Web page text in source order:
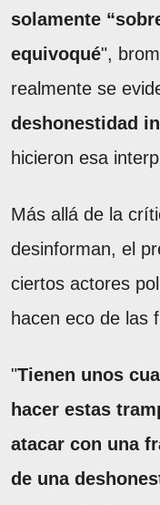
solamente
equivoqué",
realmente se
deshonestidad
hicieron esa
Más allá de la
desinforman, el
ciertos actores
hacen eco de las
"Tienen unos
hacer estas
atacar con una
de una